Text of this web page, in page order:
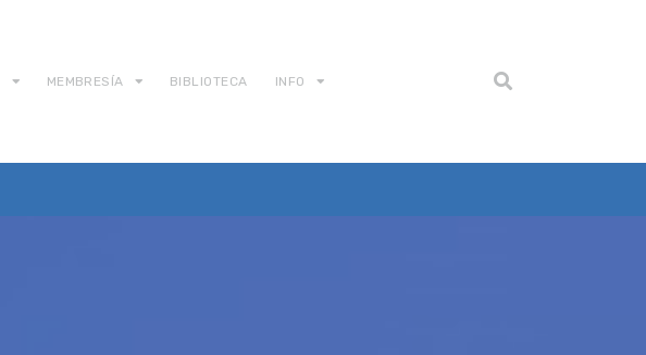
MEMBRESÍA BIBLIOTECA INFO